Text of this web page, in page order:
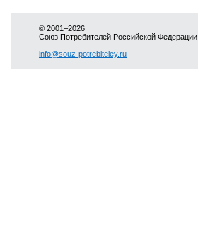
© 2001–2026
Союз Потребителей Российской Федерации
info@souz-potrebiteley.ru